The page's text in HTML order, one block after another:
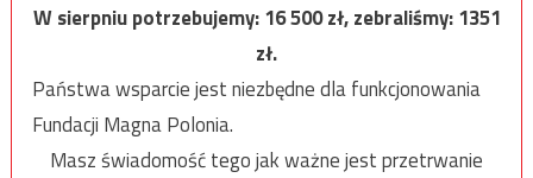
W sierpniu potrzebujemy:16 500zł, zebraliśmy:1351
zł.
Państwa wsparcie jest niezbędne dla funkcjonowania
Fundacji Magna Polonia.
Masz świadomość tego jak ważne jest przetrwanie